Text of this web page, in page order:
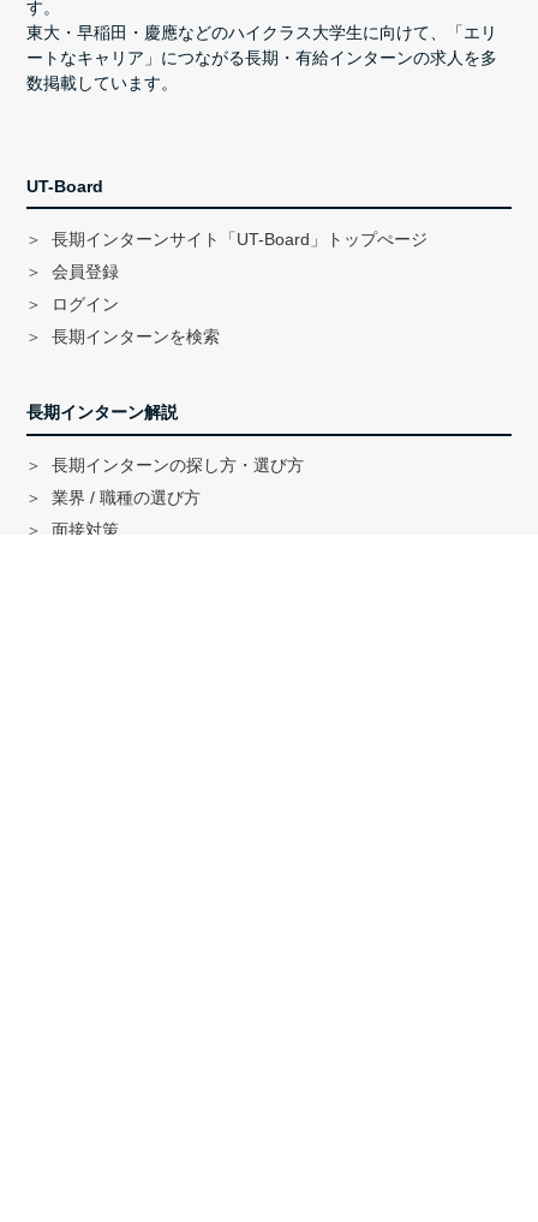
す。
東大・早稲田・慶應などのハイクラス大学生に向けて、「エリ
ートなキャリア」につながる長期・有給インターンの求人を多
数掲載しています。
UT-Board
長期インターンサイト「UT-Board」トップぺージ
会員登録
ログイン
長期インターンを検索
長期インターン解説
長期インターンの探し方・選び方
業界 / 職種の選び方
面接対策